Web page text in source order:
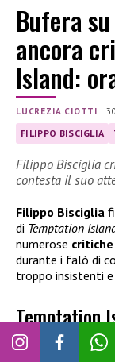
Bufera
ancora
Island:
LUCREZIA CIOTTI |
FILIPPO BISCIGLIA
Filippo Bisciglia
contesta il suo
Filippo Bisciglia
di Temptation
numerose critiche
durante i falò di
troppo insistenti
Temptation
Bisciglia